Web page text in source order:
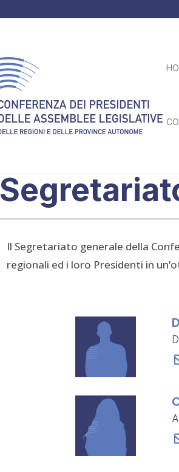
Il Segretariato generale della
regionali ed i loro Presidenti in